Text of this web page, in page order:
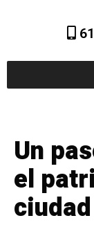
Un
el
ciudad